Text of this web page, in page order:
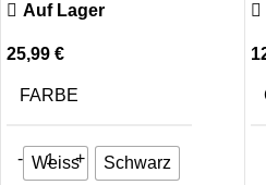
Auf Lager
25,99 €
FARBE
Weiss
Schwarz